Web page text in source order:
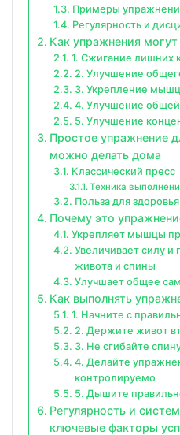
Примеры
Регулярность и
Как упражнения
1. Сжигание лишних
2. Улучшение
3. Укрепление мышц
4. Улучшение
5. Улучшение
Простое упражнение
можно делать дома
Классический пресс
Техника
Польза для здоровья
Почему это
Укрепляет мышцы
Увеличивает силу и
живота и спины
Улучшает общее
Как выполнять
1. Начните с
2. Держите живот
3. Не сгибайте
4. Делайте
контролируемо
5. Дышите
Регулярность и
ключевые факторы